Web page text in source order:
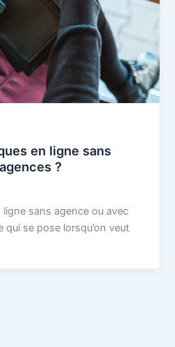
en ligne sans
?
sans agence ou avec
qui se pose lorsqu’on veut